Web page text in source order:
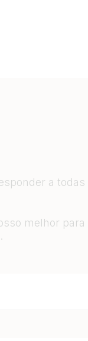
a todas
melhor para